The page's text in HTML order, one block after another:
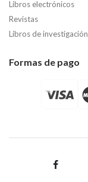
Libros electrónicos
Revistas
Libros de investigación
Formas de pago